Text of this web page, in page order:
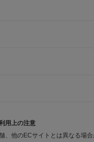
用上の注意
、他のECサイトとは異なる場